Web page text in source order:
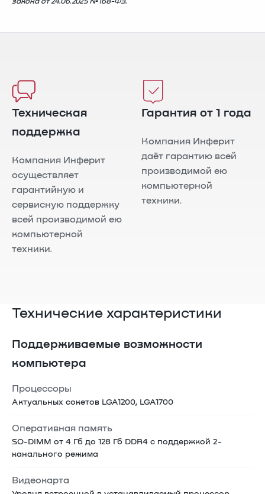
закона от 24.06.2025 №168-ФЗ.
Техническая
поддержка
Компания Инферит
осуществляет
гарантийную и
сервисную поддержку
всей производимой ею
компьютерной
техники.
Гарантия от 1 года
Компания Инферит
даёт гарантию всей
производимой ею
компьютерной
техники.
Технические характеристики
Поддерживаемые возможности
компьютера
Процессоры
Актуальных сокетов LGA1200, LGA1700
Оперативная память
SO-DIMM от 4 Гб до 128 Гб DDR4 с поддержкой 2-
канального режима
Видеокарта